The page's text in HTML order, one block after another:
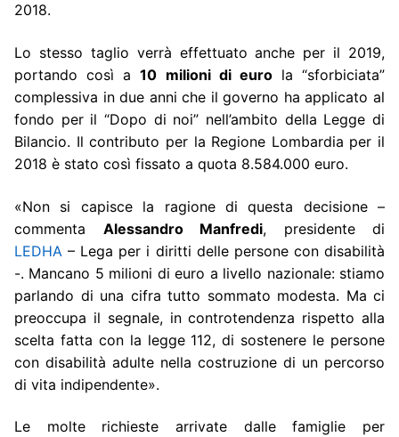
2018.
Lo stesso taglio verrà effettuato anche per il 2019,
portando così a10 milioni di eurola “sforbiciata”
complessiva in due anni che il governo ha applicato al
fondo per il “Dopo di noi” nell’ambito della Legge di
Bilancio. Il contributo per la Regione Lombardia per il
2018 è stato così fissato a quota 8.584.000 euro.
«Non si capisce la ragione di questa decisione –
commenta Alessandro Manfredi, presidente di
LEDHA – Lega per i diritti delle persone con disabilità
-. Mancano 5 milioni di euro a livello nazionale: stiamo
parlando di una cifra tutto sommato modesta. Ma ci
preoccupa il segnale, in controtendenza rispetto alla
scelta fatta con la legge 112, di sostenere le persone
con disabilità adulte nella costruzione di un percorso
di vita indipendente».
Le molte richieste arrivate dalle famiglie per